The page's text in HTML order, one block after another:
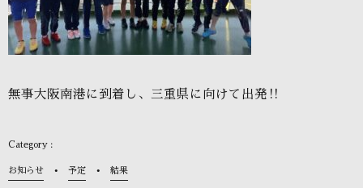
無事大阪南港に到着し、三重県に向けて出発‼️
お知らせ 予定 結果